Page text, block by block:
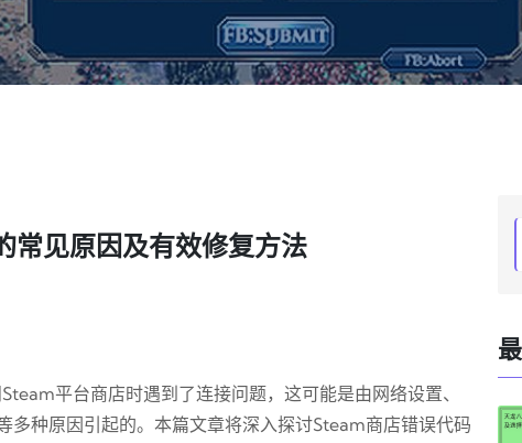
常见原因及有效修复方法
平台商店时遇到了连接问题，这可能是由网络设置、
多种原因引起的。本篇文章将深入探讨Steam商店错误代码